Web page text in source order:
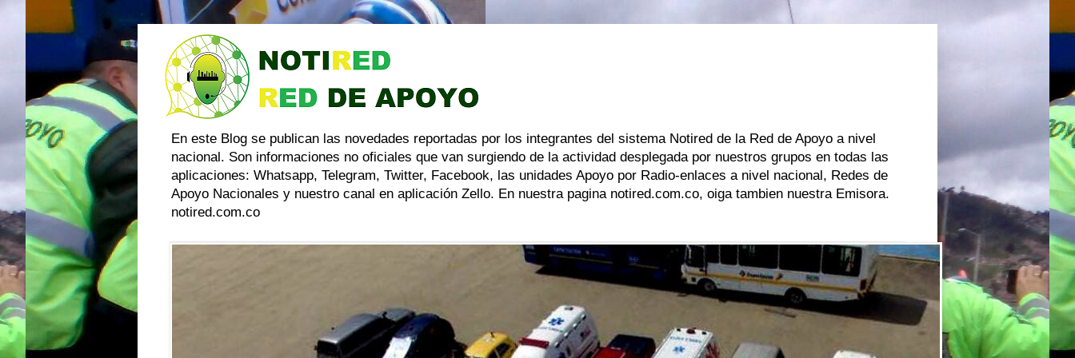
En este Blog se publican las novedades reportadas por los integrantes del sistema Notired de la Red de Apoyo a nivel
nacional. Son informaciones no oficiales que van surgiendo de la actividad desplegada por nuestros grupos en todas las
aplicaciones: Whatsapp, Telegram, Twitter, Facebook, las unidades Apoyo por Radio-enlaces a nivel nacional, Redes de
Apoyo Nacionales y nuestro canal en aplicación Zello. En nuestra pagina notired.com.co, oiga tambien nuestra Emisora.
notired.com.co